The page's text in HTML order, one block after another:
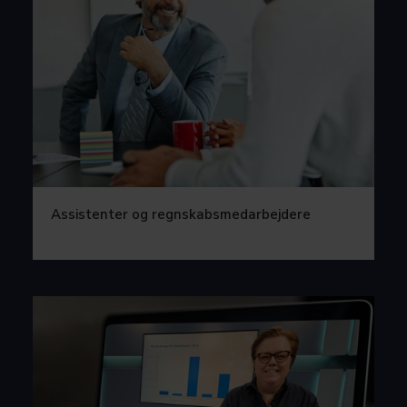
Assistenter og regnskabsmedarbejdere